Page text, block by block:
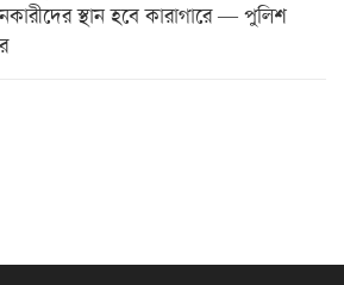
স্থান হবে কারাগারে — পুলিশ